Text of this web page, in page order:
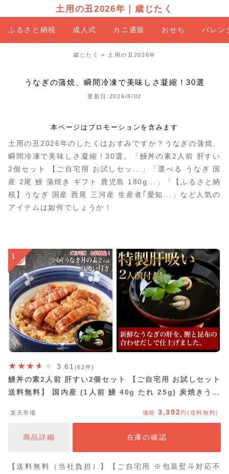
土用の丑2026年 歳じたく
ふるさと納税 成人式 カニ通販 おせち バレン
歳じたく > 土用の丑2026年
うなぎの蒲焼、瞬間冷凍で美味しさ凝縮！30選
更新日:2026/8/02
本ページはプロモーションを含みます
土用の丑2026年のしたくはおすみですか？うなぎの蒲焼、
瞬間冷凍で美味しさ凝縮！30選。「鰻丼の素2人前 肝すい
2個セット 【ご自宅用 お試しセッ...」「選べる うなぎ 国
産 2尾 鰻 蒲焼き ギフト 鹿児島 180g...」「【ふるさと納
税】うなぎ 国産 西尾 三河産 生産者｢愛知...」など人気の
アイテムは如何でしょうか！
1
3.61 (62件)
鰻丼の素2人前 肝すい2個セット 【ご自宅用 お試しセット
送料無料】 国内産 (1人前 鰻 40g たれ 25g) 炭焼きうな
簡易袋でお届け グルメ 【包装 熨斗紙 不可】_
楽天市場 価格 3,392 円(送料無料)
商品詳細 在庫の確認
【送料無料（当社負担）】【ご自宅用 ※包装熨斗対応不